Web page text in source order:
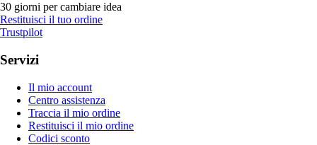
30 giorni per cambiare idea
Restituisci il tuo ordine
Trustpilot
Servizi
Il mio account
Centro assistenza
Traccia il mio ordine
Restituisci il mio ordine
Codici sconto